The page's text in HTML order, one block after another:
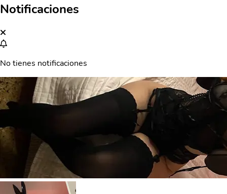
Notificaciones
No tienes notificaciones